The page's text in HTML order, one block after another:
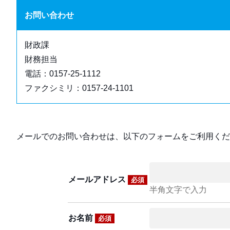
お問い合わせ
財政課
財務担当
電話：0157-25-1112
ファクシミリ：0157-24-1101
メールでのお問い合わせは、以下のフォームをご利用く
メールアドレス 必須
半角文字で入力
お名前 必須